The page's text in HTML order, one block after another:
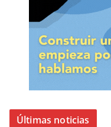
Últimas noticias